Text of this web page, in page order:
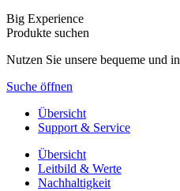
Big Experience
Produkte suchen
Nutzen Sie unsere bequeme und
Suche öffnen
Übersicht
Support & Service
Übersicht
Leitbild & Werte
Nachhaltigkeit